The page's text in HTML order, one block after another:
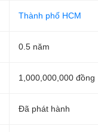
Thành phố HCM
0.5 năm
1,000,000,000 đồng
Đã phát hành